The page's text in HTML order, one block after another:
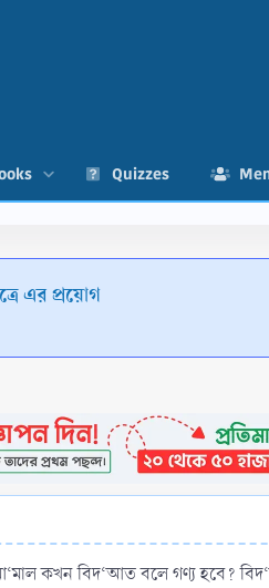
Quizzes
এর প্রয়োগ
কখন বিদ‘আত বলে গণ্য হবে?